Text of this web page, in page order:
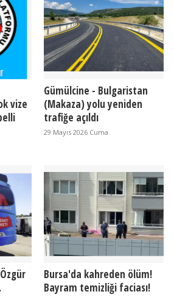
vize
Gümülcine - Bulgaristan
(Makaza) yolu yeniden
trafiğe açıldı
29 Mayıs 2026 Cuma
Bursa'da kahreden ölüm!
Bayram temizliği faciası!